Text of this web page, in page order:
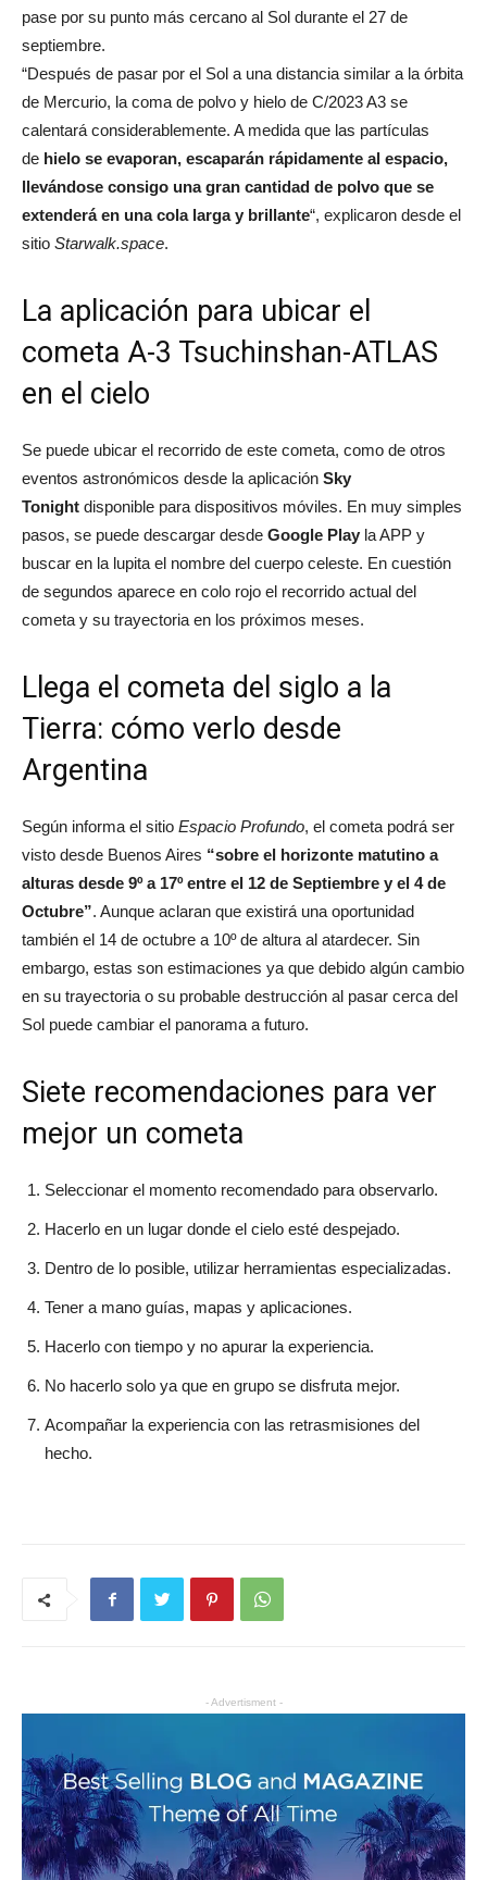
pase por su punto más cercano al Sol durante el 27 de
septiembre.
“Después de pasar por el Sol a una distancia similar a la órbita
de Mercurio, la coma de polvo y hielo de C/2023 A3 se
calentará considerablemente. A medida que las partículas
de hielo se evaporan, escaparán rápidamente al espacio,
llevándose consigo una gran cantidad de polvo que se
extenderá en una cola larga y brillante“, explicaron desde el
sitio Starwalk.space.
La aplicación para ubicar el
cometa A-3 Tsuchinshan-ATLAS
en el cielo
Se puede ubicar el recorrido de este cometa, como de otros
eventos astronómicos desde la aplicación Sky
Tonight disponible para dispositivos móviles. En muy simples
pasos, se puede descargar desde Google Play la APP y
buscar en la lupita el nombre del cuerpo celeste. En cuestión
de segundos aparece en colo rojo el recorrido actual del
cometa y su trayectoria en los próximos meses.
Llega el cometa del siglo a la
Tierra: cómo verlo desde
Argentina
Según informa el sitio Espacio Profundo, el cometa podrá ser
visto desde Buenos Aires “sobre el horizonte matutino a
alturas desde 9º a 17º entre el 12 de Septiembre y el 4 de
Octubre”. Aunque aclaran que existirá una oportunidad
también el 14 de octubre a 10º de altura al atardecer. Sin
embargo, estas son estimaciones ya que debido algún cambio
en su trayectoria o su probable destrucción al pasar cerca del
Sol puede cambiar el panorama a futuro.
Siete recomendaciones para ver
mejor un cometa
Seleccionar el momento recomendado para observarlo.
Hacerlo en un lugar donde el cielo esté despejado.
Dentro de lo posible, utilizar herramientas especializadas.
Tener a mano guías, mapas y aplicaciones.
Hacerlo con tiempo y no apurar la experiencia.
No hacerlo solo ya que en grupo se disfruta mejor.
Acompañar la experiencia con las retrasmisiones del
hecho.
- Advertisment -